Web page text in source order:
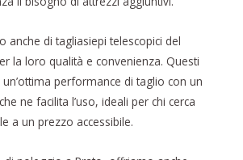
anche di tagliasiepi telescopici del
la loro qualità e convenienza. Questi
performance di taglio con un
ne facilita l’uso, ideali per chi cerca
a un prezzo accessibile.